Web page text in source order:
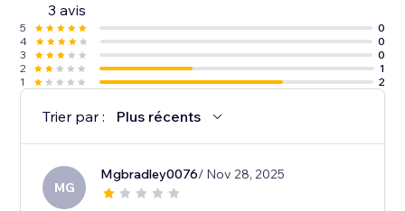
3 avis
5
0
4
0
3
0
2
1
1
2
Trier par : Plus récents
MG
Mgbradley0076/ Nov 28, 2025